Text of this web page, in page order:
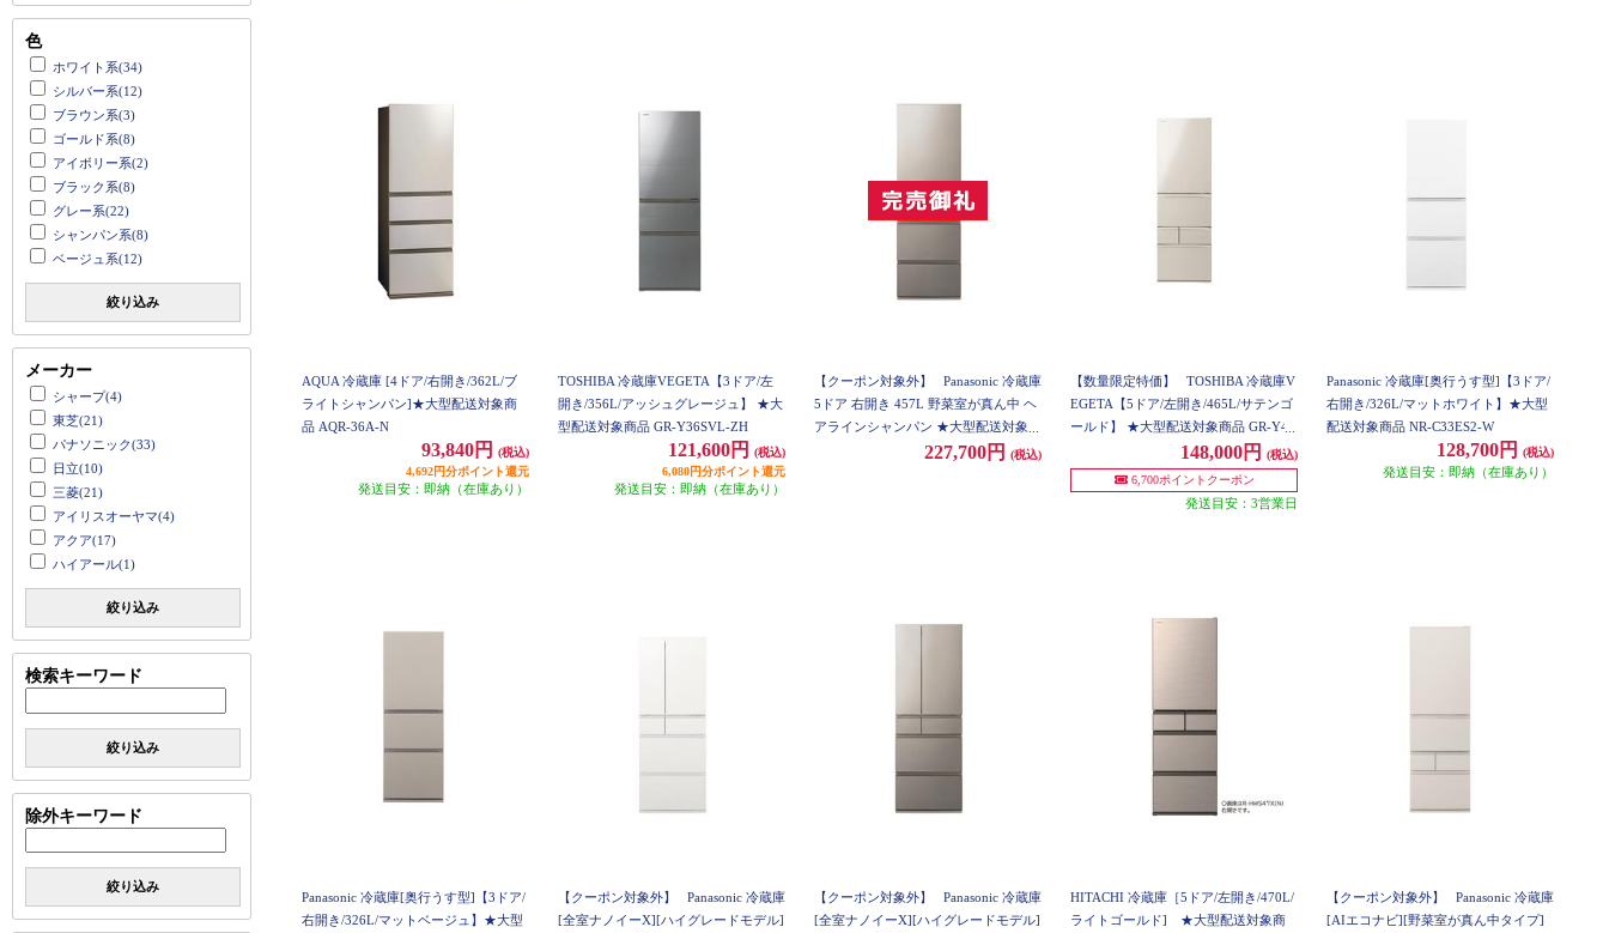
色
ホワイト系(34)
シルバー系(12)
ブラウン系(3)
ゴールド系(8)
アイボリー系(2)
ブラック系(8)
グレー系(22)
シャンパン系(8)
ベージュ系(12)
絞り込み
メーカー
シャープ(4)
東芝(21)
パナソニック(33)
日立(10)
三菱(21)
アイリスオーヤマ(4)
アクア(17)
ハイアール(1)
絞り込み
検索キーワード
絞り込み
除外キーワード
絞り込み
AQUA 冷蔵庫 [4ドア/右開き/362L/ブ
ライトシャンパン]★大型配送対象商
品 AQR-36A-N
93,840円
(税込)
4,692円分ポイント還元
発送目安：即納（在庫あり）
TOSHIBA 冷蔵庫VEGETA【3ドア/左
開き/356L/アッシュグレージュ】 ★大
型配送対象商品 GR-Y36SVL-ZH
121,600円
(税込)
6,080円分ポイント還元
発送目安：即納（在庫あり）
【クーポン対象外】
Panasonic 冷蔵庫
5ドア 右開き 457L 野菜室が真ん中 ヘ
アラインシャンパン ★大型配送対象商
227,700円 (税込)
【数量限定特価】
TOSHIBA 冷蔵庫V
EGETA【5ドア/左開き/465L/サテンゴ
ールド】 ★大型配送対象商品 GR-Y47
148,000円
(税込)
6,700ポイントクーポン
発送目安：3営業日
Panasonic 冷蔵庫[奥行うす型]【3ドア/
右開き/326L/マットホワイト】★大型
配送対象商品 NR-C33ES2-W
128,700円 (税込)
発送目安：即納（在庫あり）
Panasonic 冷蔵庫[奥行うす型]【3ドア/
右開き/326L/マットベージュ】★大型
【クーポン対象外】
Panasonic 冷蔵庫
[全室ナノイーX][ハイグレードモデル]
【クーポン対象外】
Panasonic 冷蔵庫
[全室ナノイーX][ハイグレードモデル]
HITACHI 冷蔵庫［5ドア/左開き/470L/
ライトゴールド] ★大型配送対象商
【クーポン対象外】
Panasonic 冷蔵庫
[AIエコナビ][野菜室が真ん中タイプ]